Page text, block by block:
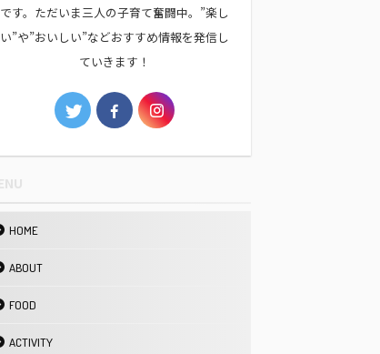
です。ただいま三人の子育て奮闘中。”楽し
い”や”おいしい”などおすすめ情報を発信し
ていきます！
HOME
ABOUT
FOOD
ACTIVITY